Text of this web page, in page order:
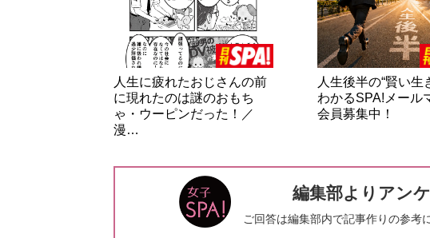
人生に疲れたおじさんの前
に現れたのは謎のおもち
ゃ・ウーピンだった！／
漫…
人生後半の“賢い生
わかるSPA!メール
会員募集中！